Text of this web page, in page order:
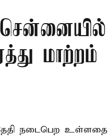
சென்னையில்
மாற்றம்
நடைபெற உள்ளதை